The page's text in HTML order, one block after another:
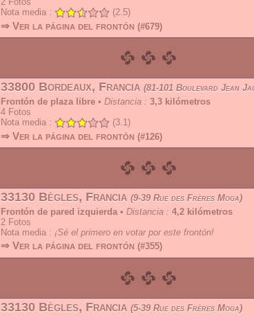
Nota media :
(2.5)
⇒ Ver la página del frontón (#679)
33800 Bordeaux, Francia 81-101 Boulevard Jean
Frontón de plaza libre • Distancia : 3,3 kilómetros
4 Fotos
Nota media :
(3.1)
⇒ Ver la página del frontón (#126)
33130 Bègles, Francia 9-39 Rue des Frères Moga
Frontón de pared izquierda • Distancia : 4,2 kilómetros
2 Fotos
Nota media : ¡Sé el primero en votar por este frontón!
⇒ Ver la página del frontón (#355)
33130 Bègles, Francia 5-39 Rue des Frères Moga